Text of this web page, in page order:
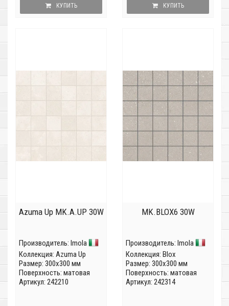
КУПИТЬ КУПИТЬ
Azuma Up MK.A.UP 30W
Производитель: Imola
Коллекция: Azuma Up
Размер: 300x300 мм
Поверхность: матовая
Артикул: 242210
MK.BLOX6 30W
Производитель: Imola
Коллекция: Blox
Размер: 300x300 мм
Поверхность: матовая
Артикул: 242314